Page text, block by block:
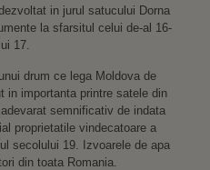
in jurul satucului Dorna
la sfarsitul celui de-al 16-
17.
drum ce lega Moldova de
in importanta printre satele din
semnificativ de indata
proprietatile vindecatoare a
secolului 19. Izvoarele de apa
din toata Romania.